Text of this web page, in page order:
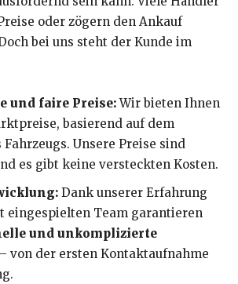
oder zögern den Ankauf
bei uns steht der Kunde im
und faire Preise:Wir bieten Ihnen
basierend auf dem
Unsere Preise sind
es gibt keine versteckten Kosten.
Dank unserer Erfahrung
eingespielten Team garantieren
und unkomplizierte
– von der ersten Kontaktaufnahme